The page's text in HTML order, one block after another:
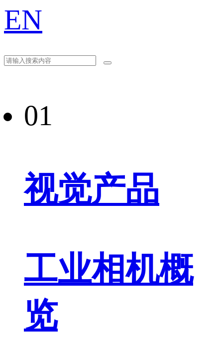
EN
01
视觉产品
工业相机概
览